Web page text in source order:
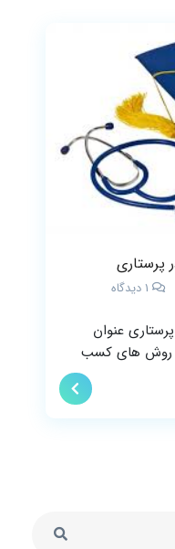
پرستاری
1 دیدگاه
عنوان
روش های کسب